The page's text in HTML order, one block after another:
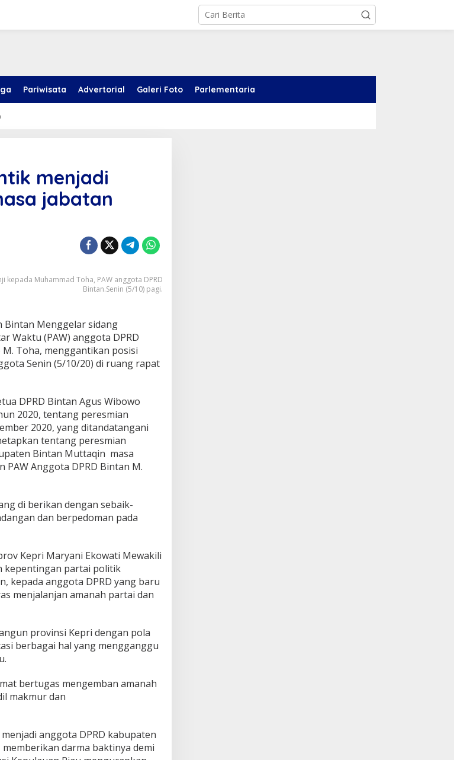
Pariwisata Advertorial Galeri Foto Parlementaria
menjadi
jabatan
kepada Muhammad Toha, PAW anggota DPRD
Bintan.Senin (5/10) pagi.
Bintan Menggelar sidang
Waktu (PAW) anggota DPRD
Toha, menggantikan posisi
Senin (5/10/20) di ruang rapat
DPRD Bintan Agus Wibowo
2020, tentang peresmian
2020, yang ditandatangani
tentang peresmian
Bintan Muttaqin masa
Anggota DPRD Bintan M.
di berikan dengan sebaik-
dan berpedoman pada
Kepri Maryani Ekowati Mewakili
kepentingan partai politik
kepada anggota DPRD yang baru
menjalanjan amanah partai dan
provinsi Kepri dengan pola
berbagai hal yang mengganggu
bertugas mengemban amanah
makmur dan
anggota DPRD kabupaten
darma baktinya demi